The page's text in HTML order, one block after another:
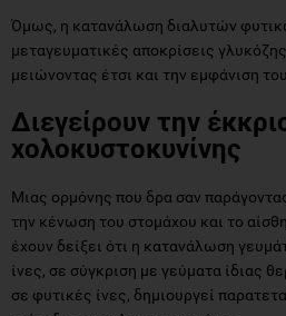
Όμως, η κατανάλωση διαλυτών
μεταγευματικές αποκρίσεις
μειώνοντας έτσι και την εμφάνιση
Διεγείρουν την
χολοκυστοκυνίνης
Μιας ορμόνης που δρα σαν
την κένωση του στομάχου και το
έχουν δείξει ότι η κατανάλωση
ίνες, σε σύγκριση με γεύματα ίδιας
σε φυτικές ίνες, δημιουργεί